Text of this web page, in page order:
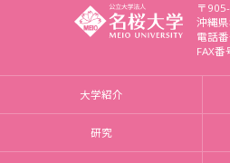
〒
沖縄
電話
FAX
大学紹介
研究